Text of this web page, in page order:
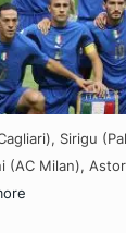
Sirigu
(AC Milan),